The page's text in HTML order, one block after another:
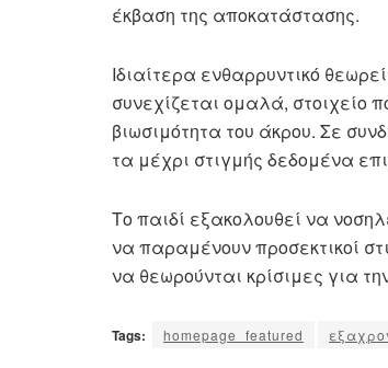
έκβαση της αποκατάστασης.
Ιδιαίτερα ενθαρρυντικό
συνεχίζεται ομαλά, στοιχείο
βιωσιμότητα του άκρου. Σε
τα μέχρι στιγμής δεδομένα
Το παιδί εξακολουθεί να
να παραμένουν προσεκτικοί
να θεωρούνται κρίσιμες για
Tags: homepage_featured